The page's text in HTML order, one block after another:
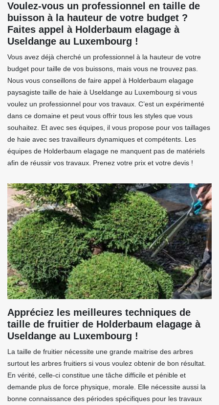
Voulez-vous un professionnel en taille de
buisson à la hauteur de votre budget ?
Faites appel à Holderbaum elagage à
Useldange au Luxembourg !
Vous avez déjà cherché un professionnel à la hauteur de votre
budget pour taille de vos buissons, mais vous ne trouvez pas.
Nous vous conseillons de faire appel à Holderbaum elagage
paysagiste taille de haie à Useldange au Luxembourg si vous
voulez un professionnel pour vos travaux. C’est un expérimenté
dans ce domaine et peut vous offrir tous les styles que vous
souhaitez. Et avec ses équipes, il vous propose pour vos taillages
de haie avec ses travailleurs dynamiques et compétents. Les
équipes de Holderbaum elagage ne manquent pas de matériels
afin de réussir vos travaux. Prenez votre prix et votre devis !
Appréciez les meilleures techniques de
taille de fruitier de Holderbaum elagage à
Useldange au Luxembourg !
La taille de fruitier nécessite une grande maitrise des arbres
surtout les arbres fruitiers si vous voulez obtenir de bon résultat.
En vérité, celle-ci constitue une tâche difficile et pénible et
demande plus de force physique, morale. Elle nécessite aussi la
bonne connaissance des périodes spécifiques pour les travaux